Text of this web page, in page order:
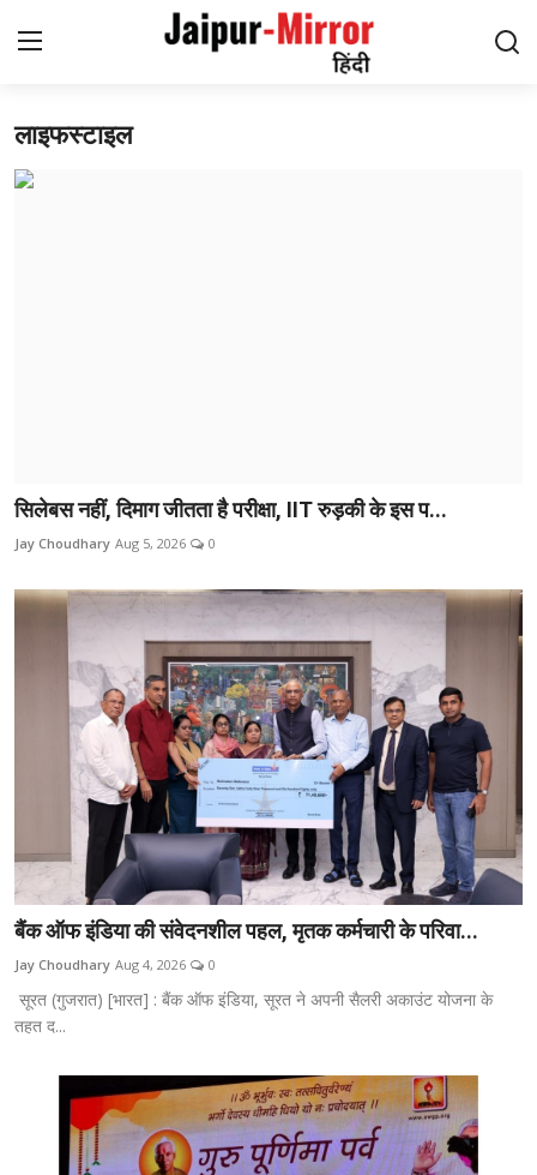
Home
लाइफस्टाइल
लाइफस्टाइल
सिलेबस नहीं, दिमाग जीतता है परीक्षा, IIT रुड़की के इस प...
Jay Choudhary Aug 5, 2026 0
बैंक ऑफ इंडिया की संवेदनशील पहल, मृतक कर्मचारी के परिवा...
Jay Choudhary Aug 4, 2026 0
सूरत (गुजरात) [भारत] : बैंक ऑफ इंडिया, सूरत ने अपनी सैलरी अकाउंट योजना के
तहत द...